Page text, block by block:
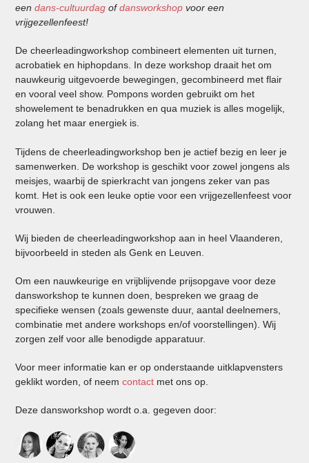
eendans-cultuurdag ofdansworkshop voor een
vrijgezellenfeest!
De cheerleadingworkshop combineert elementen uit turnen,
acrobatiek en hiphopdans. In deze workshop draait het om
nauwkeurig uitgevoerde bewegingen, gecombineerd met flair
en vooral veel show. Pompons worden gebruikt om het
showelement te benadrukken en qua muziek is alles mogelijk,
zolang het maar energiek is.
Tijdens de cheerleadingworkshop ben je actief bezig en leer je
samenwerken. De workshop is geschikt voor zowel jongens als
meisjes, waarbij de spierkracht van jongens zeker van pas
komt. Het is ook een leuke optie voor een vrijgezellenfeest voor
vrouwen.
Wij bieden de cheerleadingworkshop aan in heel Vlaanderen,
bijvoorbeeld in steden als Genk en Leuven.
Om een nauwkeurige en vrijblijvende prijsopgave voor deze
dansworkshop te kunnen doen, bespreken we graag de
specifieke wensen (zoals gewenste duur, aantal deelnemers,
combinatie met andere workshops en/of voorstellingen). Wij
zorgen zelf voor alle benodigde apparatuur.
Voor meer informatie kan er op onderstaande uitklapvensters
geklikt worden, of neemcontact met ons op.
Deze dansworkshop wordt o.a. gegeven door: